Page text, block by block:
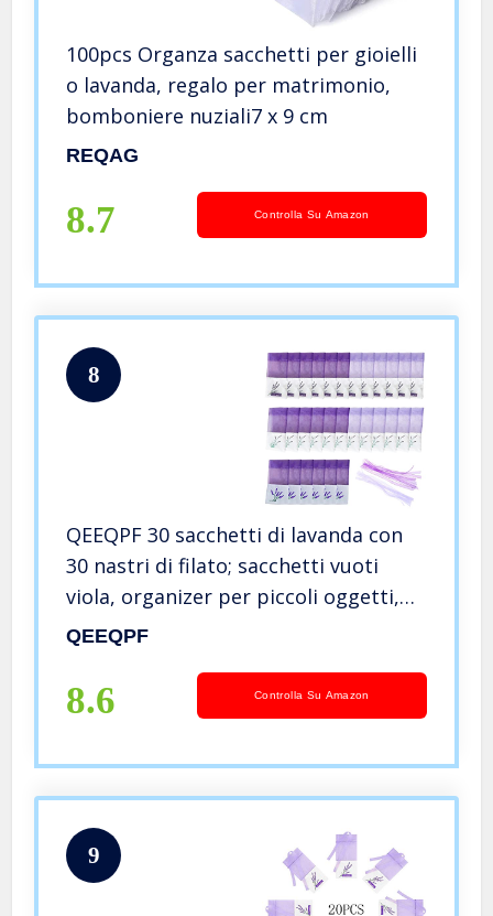
100pcs Organza sacchetti per gioielli
o lavanda, regalo per matrimonio,
bomboniere nuziali7 x 9 cm
REQAG
8.7 Controlla Su Amazon
8
QEEQPF 30 sacchetti di lavanda con
30 nastri di filato; sacchetti vuoti
viola, organizer per piccoli oggetti,
sacchetti profumati, sacchetti con
lavanda, portaspezie
QEEQPF
8.6 Controlla Su Amazon
9